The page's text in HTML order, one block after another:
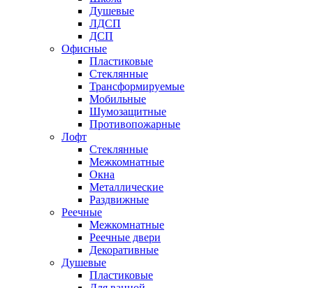
Душевые
ЛДСП
ДСП
Офисные
Пластиковые
Стеклянные
Трансформируемые
Мобильные
Шумозащитные
Противопожарные
Лофт
Стеклянные
Межкомнатные
Окна
Металлические
Раздвижные
Реечные
Межкомнатные
Реечные двери
Декоративные
Душевые
Пластиковые